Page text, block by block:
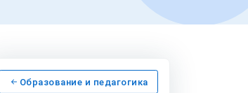
Образование и педагогика